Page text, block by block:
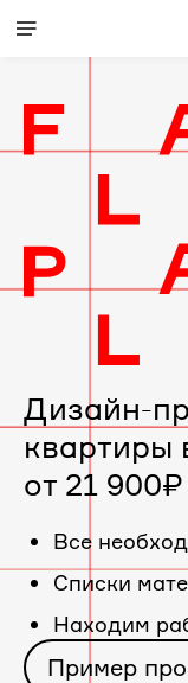
Дизайн-
квартиры
от 21 900₽
Все
Cписки
Находим
Пример